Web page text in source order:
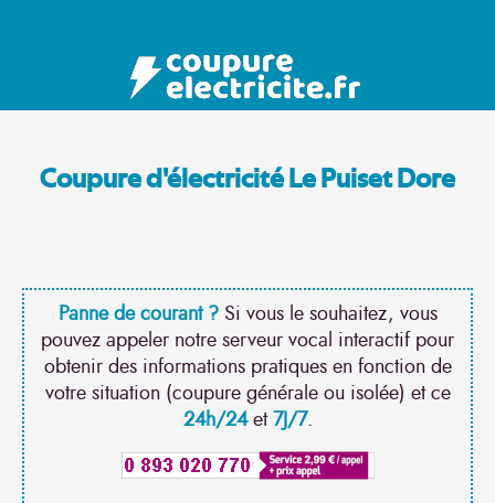
Coupure d'électricité Le Puiset Dore
Panne de courant ?Si vous le souhaitez, vous
pouvez appeler notre serveur vocal interactif pour
obtenir des informations pratiques en fonction de
votre situation (coupure générale ou isolée) et ce
24h/24et7J/7.